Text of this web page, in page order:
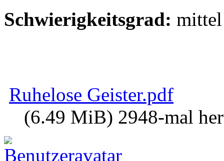
Schwierigkeitsgrad:
Ruhelose Geister.pdf
(6.49 MiB) 2948-mal